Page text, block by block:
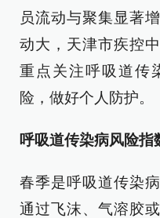
员流动与聚集显著
动大，天津市疾控
重点关注呼吸道传
险，做好个人防护。
呼吸道传染病风险
春季是呼吸道传染
通过飞沫、气溶胶